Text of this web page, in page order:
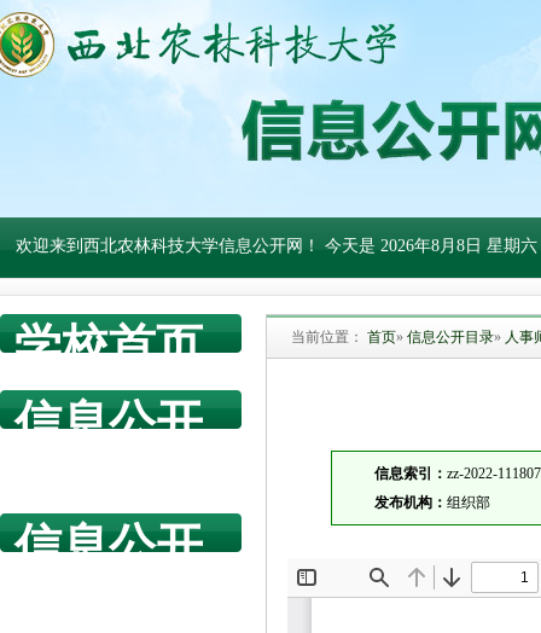
欢迎来到西北农林科技大学信息公开网！ 今天是 2026年8月8日 星期六
学校首页
信息公开
信息公开
当前位置： 首页» 信息公开目录» 人事
信息索引：zz-2022-
发布机构：组织部